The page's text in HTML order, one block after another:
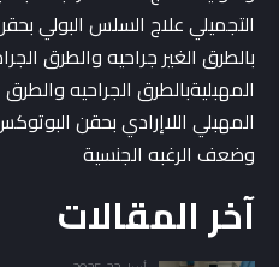
التجميلي علاج السلس البولي
بالطرق الغير جراحيه والطرق
المهبليةبالطرق الجراحيه والطرق
المهبلي اللاإرادي بحقن
وضعف الرغبه الجنسية
آخر المقالات